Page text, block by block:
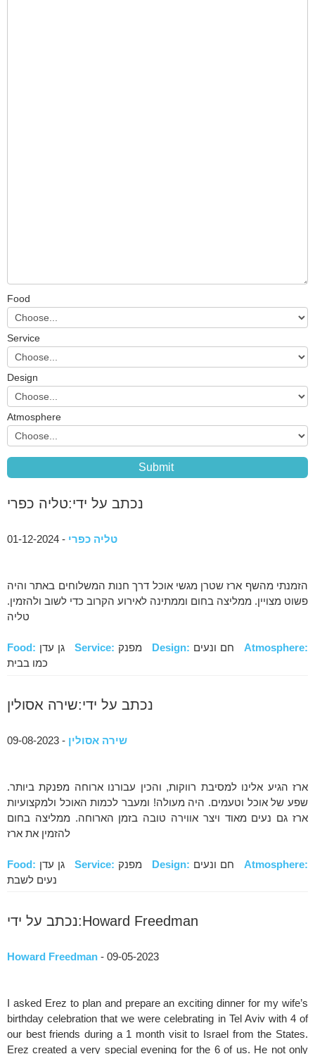
Food
Service
Design
Atmosphere
נכתב על ידי:טליה כפרי
טליה כפרי - 01-12-2024
הזמנתי מהשף ארז שטרן מגשי אוכל דרך חנות המשלוחים באתר והיה
פשוט מצויין. ממליצה בחום וממתינה לאירוע הקרוב כדי לשוב ולהזמין.
טליה
Food: גן עדן Service: Design: חם ונעיםAtmosphere:
כמו בבית
נכתב על ידי:שירה אסולין
שירה אסולין - 09-08-2023
ארז הגיע אלינו למסיבת רווקות, והכין עבורנו ארוחה מפנקת ביותר.
שפע של אוכל וטעמים. היה מעולה! ומעבר לכמות האוכל ולמקצועיות
ארז גם נעים מאוד ויצר אווירה טובה בזמן הארוחה. ממליצה בחום
להזמין את ארז
Food: גן עדן Service: Design:
Atmosphere:
נעים לשבת
נכתב על ידי:Howard Freedman
Howard Freedman - 09-05-2023
I asked Erez to plan and prepare an exciting dinner for my wife’s
birthday celebration that we were celebrating in Tel Aviv with 4 of
our best friends during a 1 month visit to Israel from the States.
Erez created a very special evening for the 6 of us. He not only